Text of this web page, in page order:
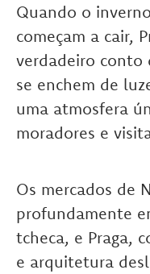
Quando o
começam a cair,
verdadeiro conto
se enchem de
uma atmosfera
moradores e
Os mercados de
profundamente
tcheca, e Praga,
e arquitetura